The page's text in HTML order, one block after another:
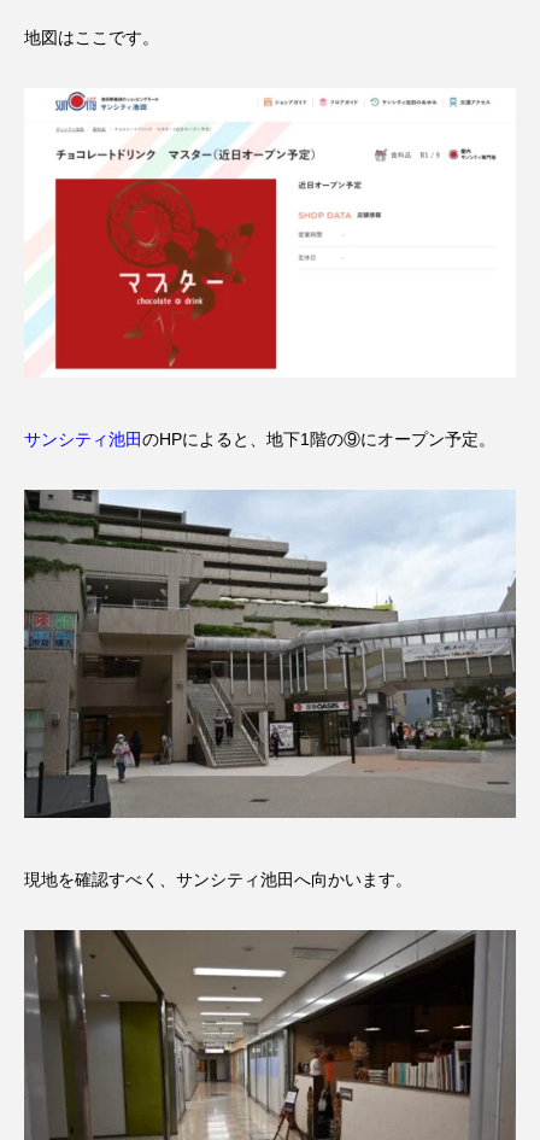
地図はここです。
サンシティ池田のHPによると、地下1階の⑨にオープン予定。
現地を確認すべく、サンシティ池田へ向かいます。